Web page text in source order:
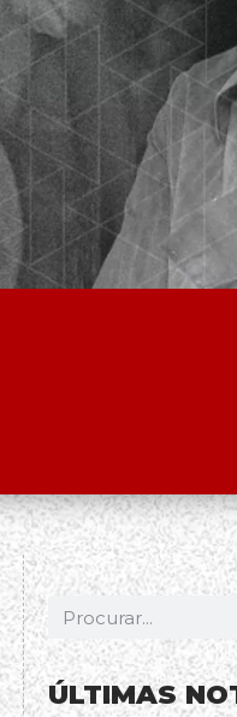
ÚLTIMAS